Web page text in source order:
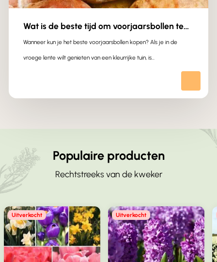
Wat is de beste tijd om voorjaarsbollen te
kopen?
Wanneer kun je het beste voorjaarsbollen kopen? Als je in de
vroege lente wilt genieten van een kleurrijke tuin, is…
Populaire producten
Rechtstreeks van de kweker
Uitverkocht Uitverkocht